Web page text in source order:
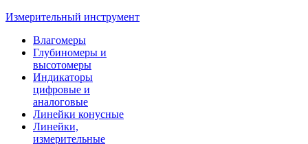
Измерительный инструмент
Влагомеры
Глубиномеры и
высотомеры
Индикаторы
цифровые и
аналоговые
Линейки конусные
Линейки,
измерительные